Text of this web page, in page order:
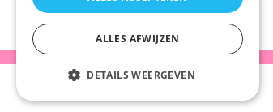
ALLES AFWIJZEN
DETAILS WEERGEVEN